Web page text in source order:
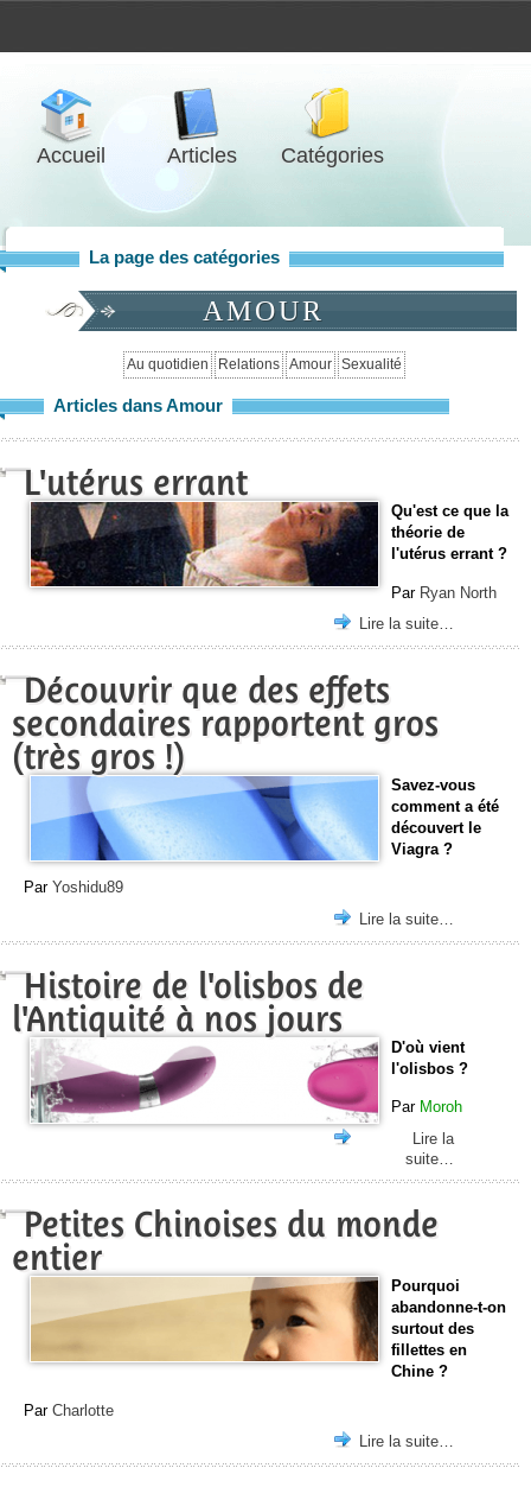
Accueil Articles Catégories
La page des catégories
AMOUR
Au quotidien Relations Amour Sexualité
Articles dans Amour
L'utérus errant
Qu'est ce que la
théorie de
l'utérus errant ?
Par Ryan North
Lire la suite…
Découvrir que des effets
secondaires rapportent gros
(très gros !)
Savez-vous
comment a été
découvert le
Viagra ?
Par Yoshidu89
Lire la suite…
Histoire de l'olisbos de
l'Antiquité à nos jours
D'où vient
l'olisbos ?
Par Moroh
Lire la
suite…
Petites Chinoises du monde
entier
Pourquoi
abandonne-t-on
surtout des
fillettes en
Chine ?
Par Charlotte
Lire la suite…